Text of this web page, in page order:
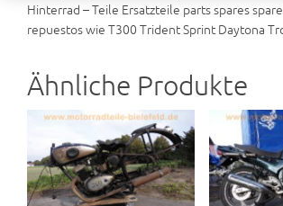
Hinterrad – Teile Ersatzteile parts spares
repuestos wie T300 Trident Sprint Daytona
Ähnliche Produkte